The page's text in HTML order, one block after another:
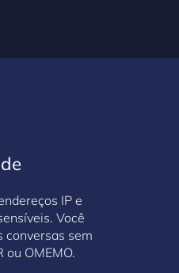
IP e
Você
conversas sem
ou OMEMO.